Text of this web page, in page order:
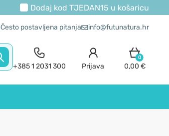
Dodaj kod TJEDAN15 u košaricu
Često postavljena pitanja info@futunatura.hr
+385 1 2031 300 Prijava
0
0,00 €